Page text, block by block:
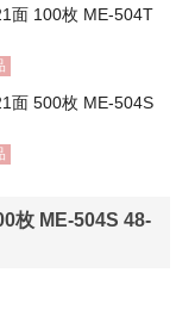
面 100枚 ME-504T
面 500枚 ME-504S
枚 ME-504S 48-